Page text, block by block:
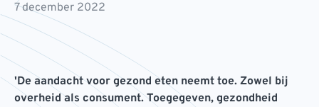
7 december 2022
'De aandacht voor gezond eten neemt toe. Zowel bij
overheid als consument. Toegegeven, gezondheid